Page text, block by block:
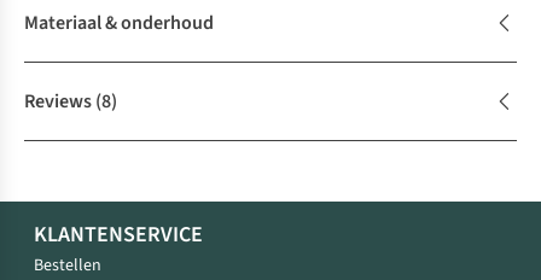
Materiaal & onderhoud
Reviews(8)
KLANTENSERVICE
Bestellen